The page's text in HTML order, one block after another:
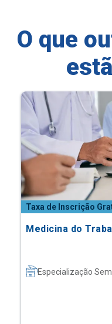
O que
Taxa de Inscrição
Medicina do
Especialização